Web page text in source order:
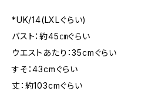
*UK/14(LXLぐらい)
バスト：約45㎝ぐらい
ウエストあたり：35cmぐらい
すそ：43cmぐらい
丈：約103cmぐらい